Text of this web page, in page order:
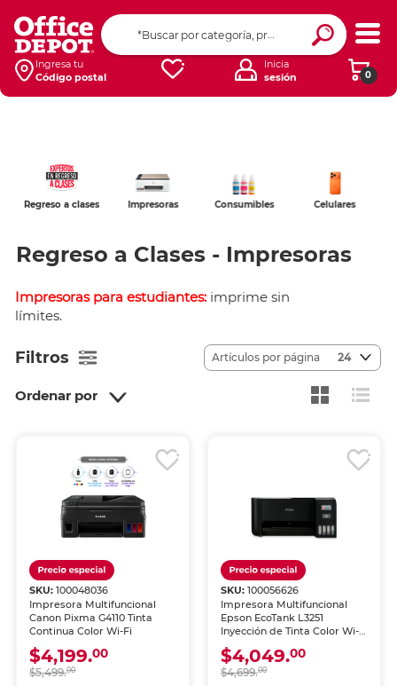
Ingresa tu
Código postal
0
Inicia
sesión
Regreso a clases
Impresoras Consumibles Celulares
Accesorios de
Regreso a Clases - Impresoras
Impresoras para estudiantes: imprime sin
límites.
Filtros
Ordenar por
Artículos por página 24
SKU:100048036
Impresora Multifuncional
Canon Pixma G4110 Tinta
Continua Color Wi-Fi
$4,199.00
$5,499.00
SKU: 100056626
Impresora Multifuncional
Epson EcoTank L3251
Inyección de Tinta Color Wi-
Fi
$4,049.00
$4,699.00